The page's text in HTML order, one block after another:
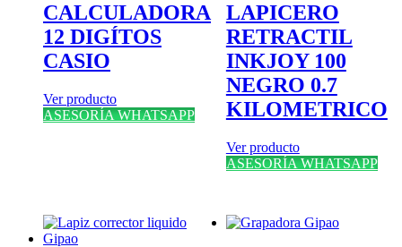
CALCULADORA
12 DIGÍTOS
CASIO
Ver producto
ASESORÍA WHATSAPP
LAPICERO
RETRACTIL
INKJOY 100
NEGRO 0.7
KILOMETRICO
Ver producto
ASESORÍA WHATSAPP